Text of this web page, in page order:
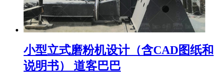
小型立式磨粉机设计（含CAD图纸和
说明书） 道客巴巴